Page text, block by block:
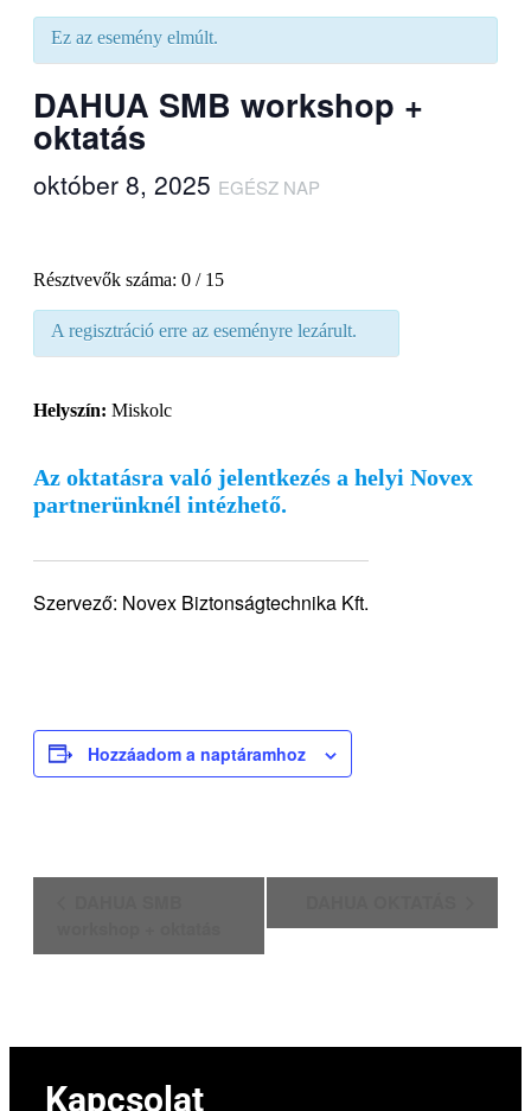
Ez az esemény elmúlt.
DAHUA SMB workshop +
oktatás
október 8, 2025 EGÉSZ NAP
Résztvevők száma: 0 / 15
A regisztráció erre az eseményre lezárult.
Helyszín: Miskolc
Az oktatásra való jelentkezés a helyi Novex
partnerünknél intézhető.
Szervező: Novex Biztonságtechnika Kft.
Hozzáadom a naptáramhoz
Kapcsolat